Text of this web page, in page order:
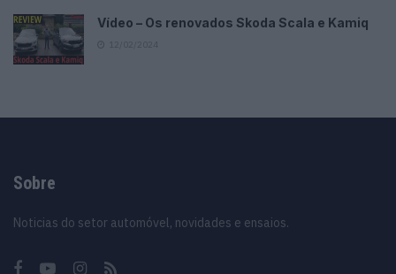
Vídeo – Os renovados Skoda Scala e Kamiq
Sobre
Noticias do setor automóvel, novidades e ensaios.